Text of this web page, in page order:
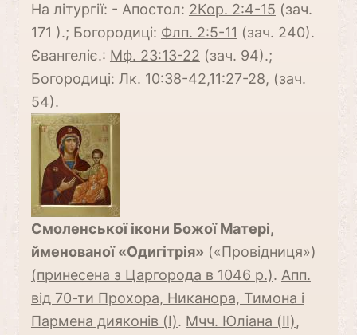
На літургії: - Апостол: 2Кор. 2:4-15 (зач.
171 ).; Богородиці: Флп. 2:5-11 (зач. 240).
Євангеліє.: Мф. 23:13-22 (зач. 94).;
Богородиці: Лк. 10:38-42,11:27-28, (зач.
54).
Смоленської ікони Божої Матері,
йменованої «Одигітрія» («Провідниця»)
(принесена з Царгорода в 1046 р.). Апп.
від 70-ти Прохора, Никанора, Тимона і
Пармена дияконів (I). Мчч. Юліана (II),